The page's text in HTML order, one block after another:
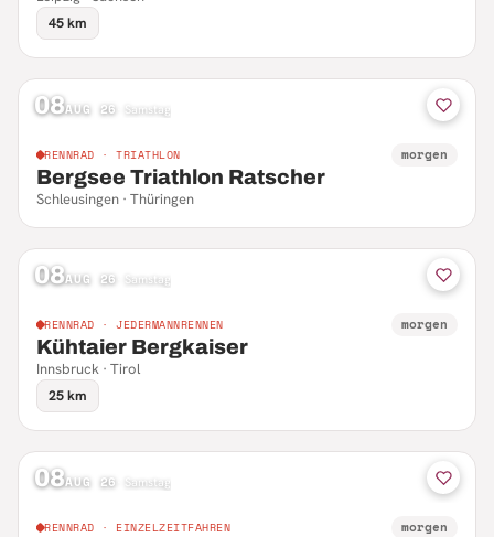
45 km
08AUG 26 Samstag
RENNRAD · TRIATHLON morgen
Bergsee Triathlon Ratscher
Schleusingen · Thüringen
08AUG 26 Samstag
RENNRAD · JEDERMANNRENNEN morgen
Kühtaier Bergkaiser
Innsbruck · Tirol
25 km
08AUG 26 Samstag
RENNRAD · EINZELZEITFAHREN morgen